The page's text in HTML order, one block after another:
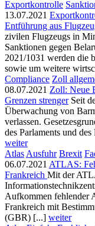
Exportkontrolle
13.07.2021
Entführung aus
zivilen Flugzeugs in
Sanktionen gegen
2021/1031 werden die
sowie um weitere
Compliance Zoll
08.07.2021 Zoll: Neue
Grenzen strenger Seit
Überwachung von
verlassen.
des Parlaments und
weiter
Atlas Ausfuhr Brexit
06.07.2021 ATLAS:
Frankreich Mit der
Aufkommen fehlender
Frankreich mit
(GBR) [...] weiter